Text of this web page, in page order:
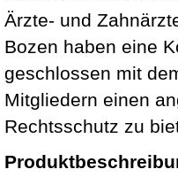
Ärzte- und
Bozen haben eine
geschlossen mit
Mitgliedern einen
Rechtsschutz zu